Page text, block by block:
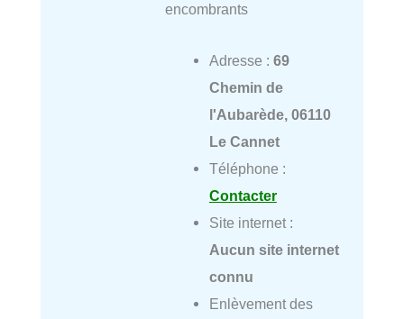
encombrants
Adresse : 69
Chemin de
l'Aubarède, 06110
Le Cannet
Téléphone :
Contacter
Site internet :
Aucun site internet
connu
Enlèvement des